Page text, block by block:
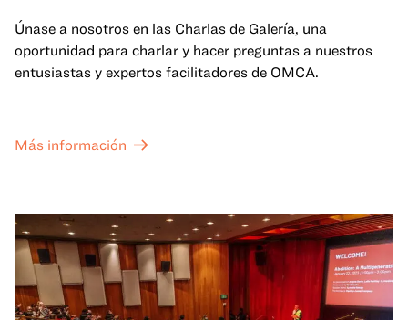
Únase a nosotros en las Charlas de Galería, una
oportunidad para charlar y hacer preguntas a nuestros
entusiastas y expertos facilitadores de OMCA.
Más información